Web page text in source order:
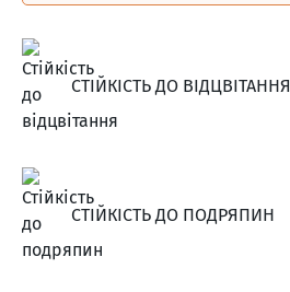
СТІЙКІСТЬ ДО ВІДЦВІТАННЯ
СТІЙКІСТЬ ДО ПОДРЯПИН